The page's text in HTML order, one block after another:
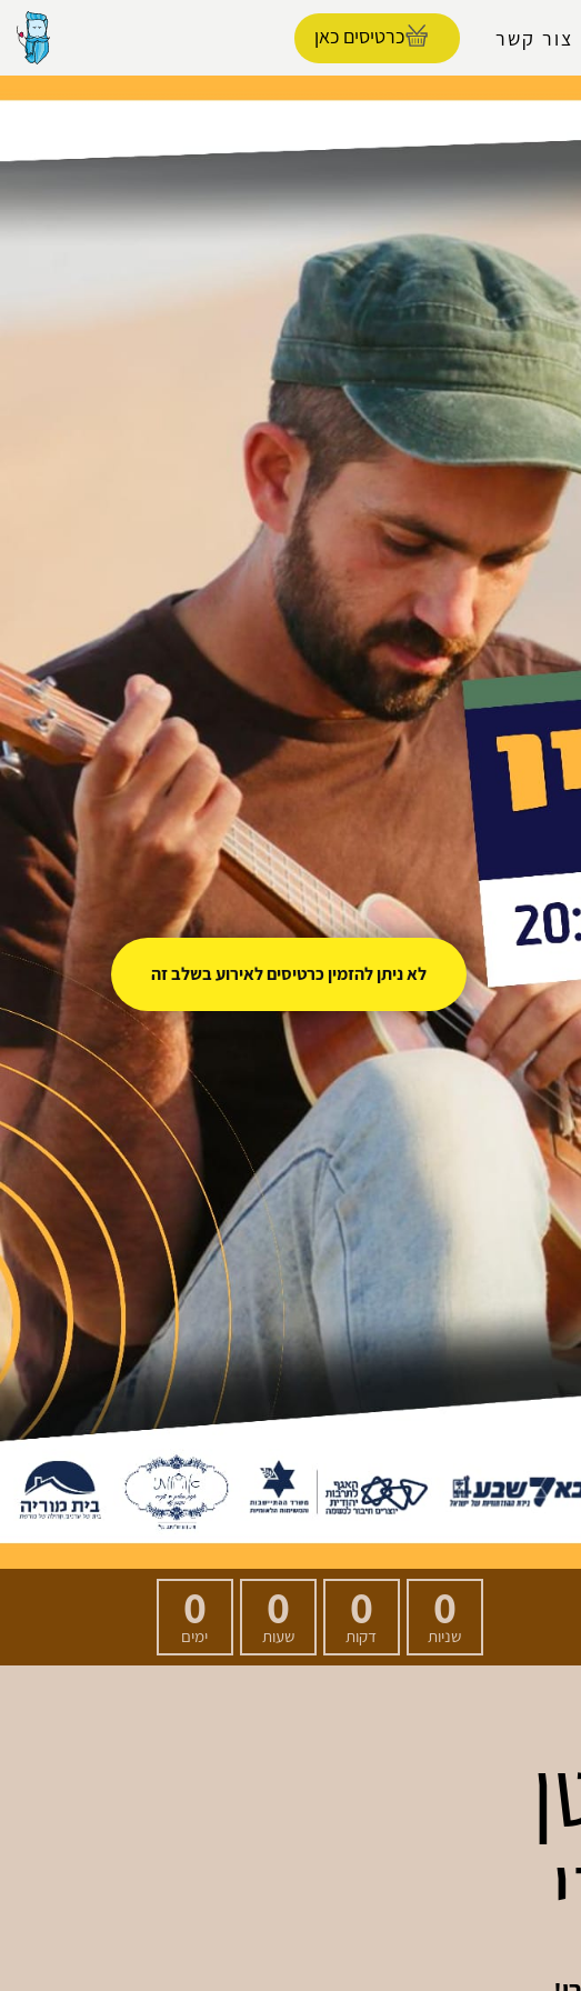
צור קשר כרטיסים כאן
התנתק
0
שניות
0
דקות
0
שעות
0
ימים
לא ניתן להזמין כרטיסים לאירוע בשלב זה